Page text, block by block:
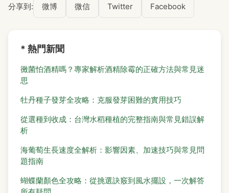
分享到: 微博 微信 Twitter Facebook
* 熱門新聞
黴菌怕酒精嗎？專家解析酒精除霉的正確方法與常見迷
思
牡丹種子發芽全攻略：克服發芽困難的實用技巧
從選種到收成：台灣水稻種植的完整指南與常見錯誤解
析
海葡萄生長速度全解析：影響因素、加速技巧與常見問
題指南
蝴蝶蘭顏色全攻略：從挑選訣竅到風水擺設，一次解答